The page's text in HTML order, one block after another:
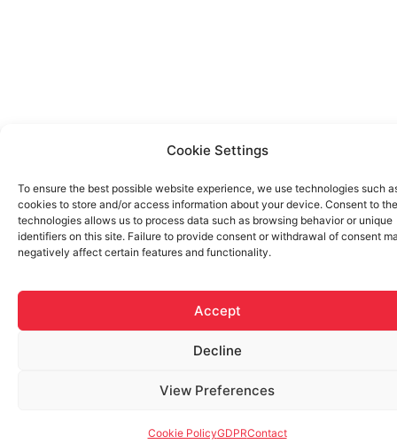
Cookie Settings
To ensure the best possible website experience, we use technologies such
cookies to store and/or access information about your device. Consent to
technologies allows us to process data such as browsing behavior or unique
identifiers on this site. Failure to provide consent or withdrawal of consent
negatively affect certain features and functionality.
Accept
Decline
View Preferences
Cookie PolicyGDPRContact